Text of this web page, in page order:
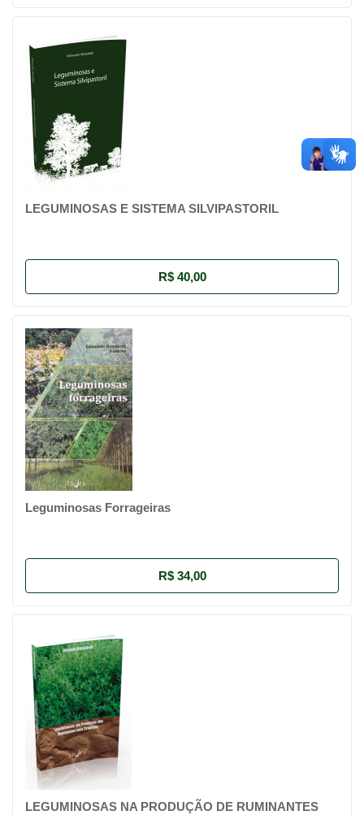
LEGUMINOSAS E SISTEMA SILVIPASTORIL
R$ 40,00
Leguminosas Forrageiras
R$ 34,00
LEGUMINOSAS NA PRODUÇÃO DE RUMINANTES